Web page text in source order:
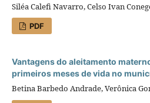
Siléa Calefi Navarro, Celso Ivan
PDF
Vantagens do aleitamento
primeiros meses de vida no
Betina Barbedo Andrade, Verônica